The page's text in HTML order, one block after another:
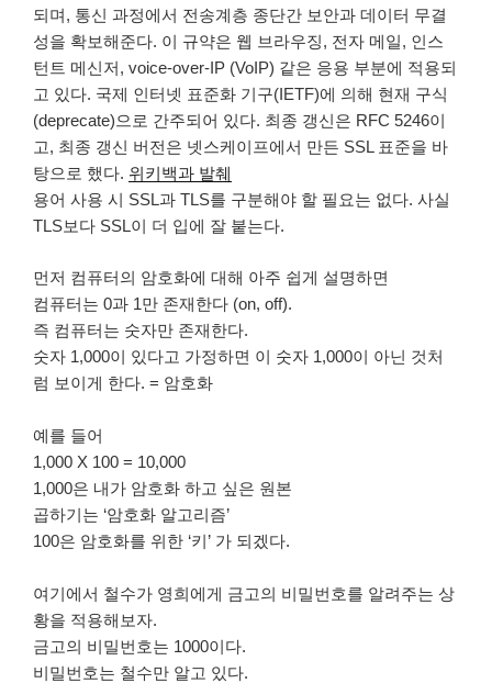
되며, 통신 과정에서 전송계층 종단간 보안과 데이터 무결
성을 확보해준다. 이 규약은 웹 브라우징, 전자 메일, 인스
턴트 메신저, voice-over-IP (VoIP) 같은 응용 부분에 적용되
고 있다. 국제 인터넷 표준화 기구(IETF)에 의해 현재 구식
(deprecate)으로 간주되어 있다. 최종 갱신은 RFC 5246이
고, 최종 갱신 버전은 넷스케이프에서 만든 SSL 표준을 바
탕으로 했다. 위키백과 발췌
용어 사용 시 SSL과 TLS를 구분해야 할 필요는 없다. 사실
TLS보다 SSL이 더 입에 잘 붙는다.
먼저 컴퓨터의 암호화에 대해 아주 쉽게 설명하면
컴퓨터는 0과 1만 존재한다 (on, off).
즉 컴퓨터는 숫자만 존재한다.
숫자 1,000이 있다고 가정하면 이 숫자 1,000이 아닌 것처
럼 보이게 한다. = 암호화
예를 들어
1,000 X 100 = 10,000
1,000은 내가 암호화 하고 싶은 원본
곱하기는 ‘암호화 알고리즘’
100은 암호화를 위한 ‘키’ 가 되겠다.
여기에서 철수가 영희에게 금고의 비밀번호를 알려주는 상
황을 적용해보자.
금고의 비밀번호는 1000이다.
비밀번호는 철수만 알고 있다.